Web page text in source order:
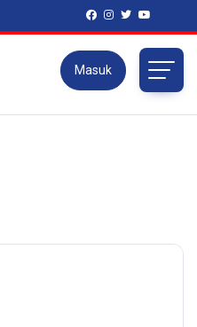
Masuk